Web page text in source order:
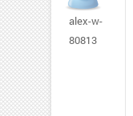
alex-w-
80813